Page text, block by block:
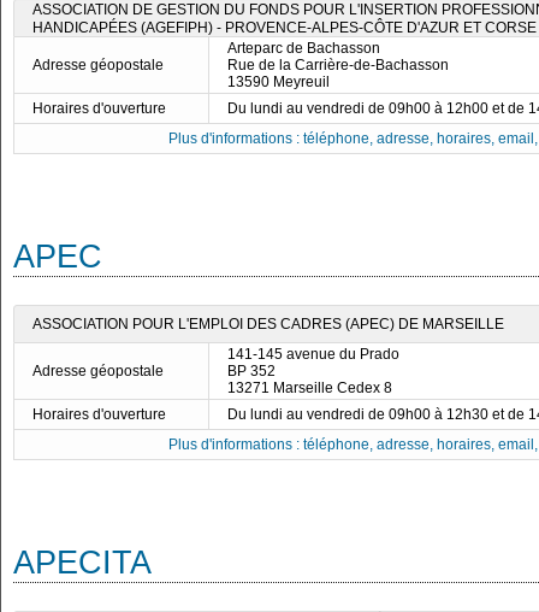
ASSOCIATION DE GESTION DU FONDS POUR L'INSERTION
HANDICAPÉES (AGEFIPH) - PROVENCE-ALPES-CÔTE D'AZUR ET CORSE
Adresse géopostale
Arteparc de Bachasson
Rue de la Carrière-de-Bachasson
13590 Meyreuil
Horaires d'ouverture
Du lundi au vendredi de 09h00 à 12h00 et de
Plus d'informations : téléphone, adresse, horaires,
APEC
ASSOCIATION POUR L'EMPLOI DES CADRES (APEC) DE MARSEILLE
Adresse géopostale
141-145 avenue du Prado
BP 352
13271 Marseille Cedex 8
Horaires d'ouverture
Du lundi au vendredi de 09h00 à 12h30 et de
Plus d'informations : téléphone, adresse, horaires,
APECITA